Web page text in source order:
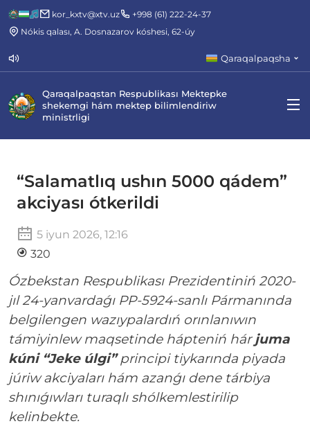
kor_kxtv@xtv.uz
+998 (61) 222-24-37
Nókis qalası, A. Dosnazarov kóshesi, 62-úy
Qaraqalpaqsha
Qaraqalpaqstan Respublikası Mektepke
shekemgi hám mektep bilimlendiriw
ministrligi
“Salamatlıq ushın 5000 qádem”
akciyası ótkerildi
5 iyun 2026, 12:16
320
Ózbekstan Respublikası Prezidentiniń 2020-
jıl 24-yanvardaǵı PP-5924-sanlı Pármanında
belgilengen wazıypalardıń orınlanıwın
támiyinlew maqsetinde hápteniń hárjuma
kúni “Jeke úlgi”principi tiykarında piyada
júriw akciyaları hám azanǵı dene tárbiya
shınıǵıwları turaqlı shólkemlestirilip
kelinbekte.